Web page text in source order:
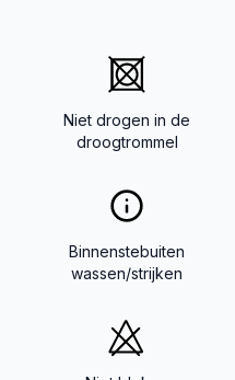
Niet drogen in de
droogtrommel
Binnenstebuiten
wassen/strijken